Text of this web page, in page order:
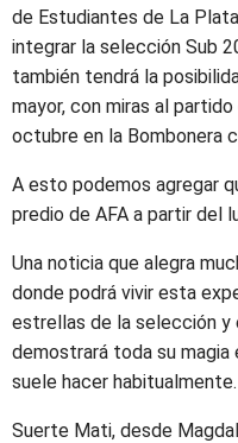
de Estudiantes de La
integrar la selección Sub
también tendrá la
mayor, con miras al
octubre en la Bombonera
A esto podemos agregar
predio de AFA a partir del
Una noticia que alegra
donde podrá vivir esta
estrellas de la selección y
demostrará toda su
suele hacer habitualmente.
Suerte Mati, desde